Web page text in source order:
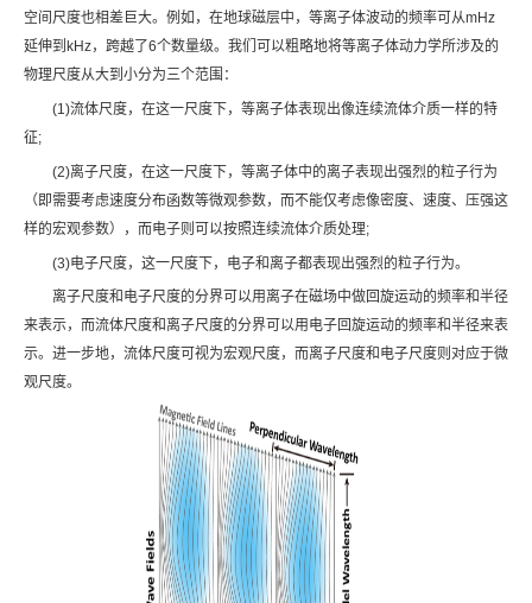
空间尺度也相差巨大。例如，在地球磁层中，等离子体波动的频率可从mHz
延伸到kHz，跨越了6个数量级。我们可以粗略地将等离子体动力学所涉及的
物理尺度从大到小分为三个范围：
(1)流体尺度，在这一尺度下，等离子体表现出像连续流体介质一样的特
征;
(2)离子尺度，在这一尺度下，等离子体中的离子表现出强烈的粒子行为
（即需要考虑速度分布函数等微观参数，而不能仅考虑像密度、速度、压强这
样的宏观参数），而电子则可以按照连续流体介质处理;
(3)电子尺度，这一尺度下，电子和离子都表现出强烈的粒子行为。
离子尺度和电子尺度的分界可以用离子在磁场中做回旋运动的频率和半径
来表示，而流体尺度和离子尺度的分界可以用电子回旋运动的频率和半径来表
示。进一步地，流体尺度可视为宏观尺度，而离子尺度和电子尺度则对应于微
观尺度。